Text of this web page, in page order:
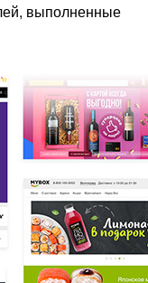
выполненные